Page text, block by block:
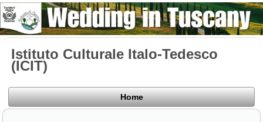
Istituto Culturale Italo-Tedesco
(ICIT)
Home